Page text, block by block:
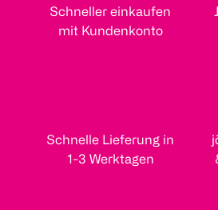
Schneller einkaufen
mit Kundenkonto
Schnelle Lieferung in
1-3 Werktagen